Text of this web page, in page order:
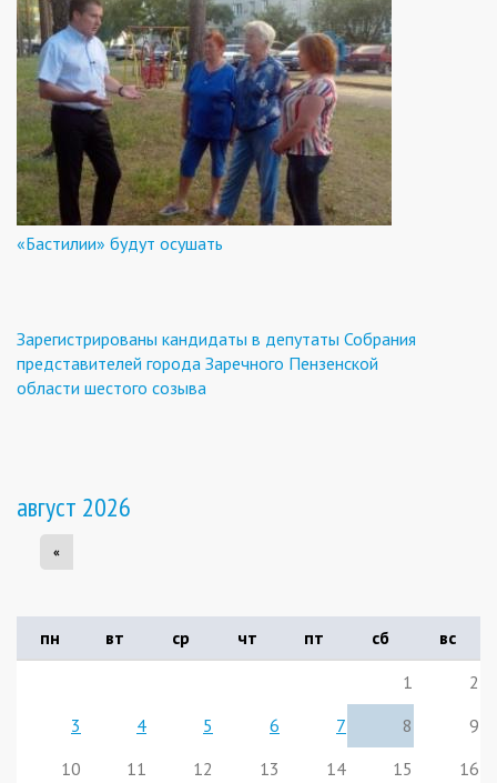
«Бастилии» будут осушать
Зарегистрированы кандидаты в депутаты Собрания
представителей города Заречного Пензенской
области шестого созыва
август 2026
«
пн вт ср чт пт сб
вс
1
2
3
4 5 6 7 8
9
10
11 12 13 14 15
16